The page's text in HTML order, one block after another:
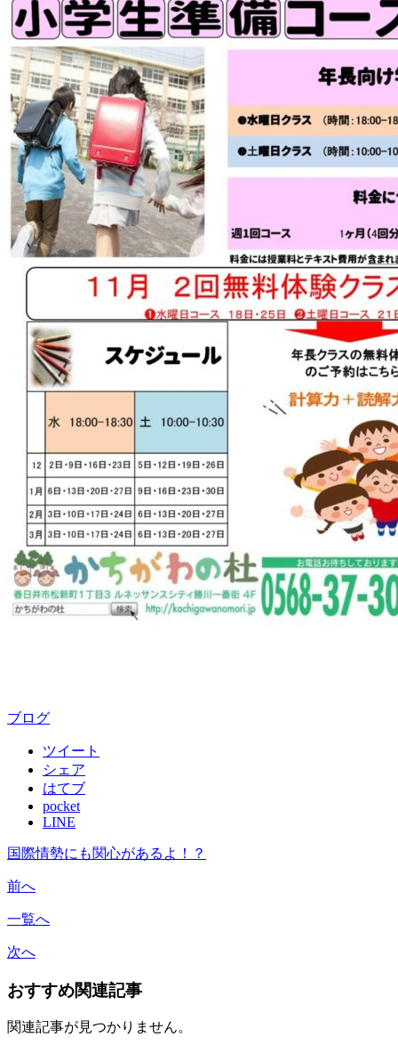
ブログ
ツイート
シェア
はてブ
pocket
LINE
国際情勢にも関心があるよ！？
前へ
一覧へ
次へ
おすすめ関連記事
関連記事が見つかりません。